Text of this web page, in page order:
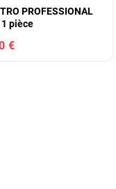
PROFESSIONAL
pièce
€